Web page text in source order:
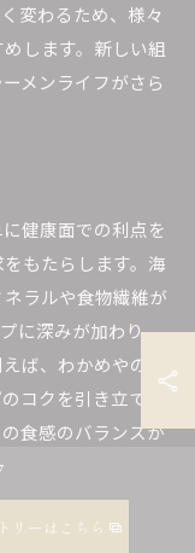
変わるため、様々
します。新しい組
メンライフがさら
健康面での利点を
もたらします。海
ラルや食物繊維が
に深みが加わり、
ば、わかめやのり
コクを引き立てま
食感のバランスが
ンにおける海藻の
風を吹き込む手助
リーはこちら